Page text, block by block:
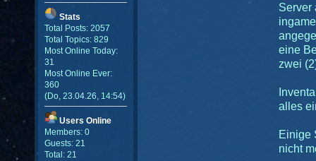
Stats
Total Posts: 2057
Total Topics: 829
Most Online Today:
31
Most Online Ever:
360
(Do, 23.04.26, 14:54)
Users Online
Members: 0
Guests: 21
Total: 21
Server
eine
zwei
alles
Einige
nicht